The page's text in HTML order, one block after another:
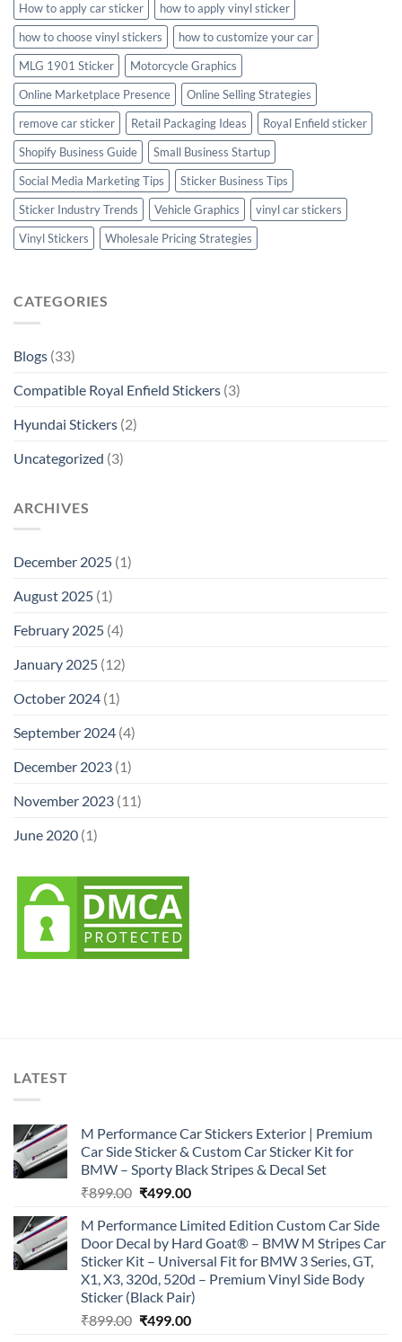
How to apply car sticker
how to apply vinyl sticker
how to choose vinyl stickers
how to customize your car
MLG 1901 Sticker
Motorcycle Graphics
Online Marketplace Presence
Online Selling Strategies
remove car sticker
Retail Packaging Ideas
Royal Enfield sticker
Shopify Business Guide
Small Business Startup
Social Media Marketing Tips
Sticker Business Tips
Sticker Industry Trends
Vehicle Graphics
vinyl car stickers
Vinyl Stickers
Wholesale Pricing Strategies
CATEGORIES
Blogs (33)
Compatible Royal Enfield Stickers (3)
Hyundai Stickers (2)
Uncategorized (3)
ARCHIVES
December 2025 (1)
August 2025 (1)
February 2025 (4)
January 2025 (12)
October 2024 (1)
September 2024 (4)
December 2023 (1)
November 2023 (11)
June 2020 (1)
LATEST
M Performance Car Stickers Exterior | Premium
Car Side Sticker & Custom Car Sticker Kit for
BMW – Sporty Black Stripes & Decal Set
₹899.00 Original
was:
₹899.00.
₹499.00Current
is:
₹499.00.
M Performance Limited Edition Custom Car Side
Door Decal by Hard Goat® – BMW M Stripes Car
Sticker Kit – Universal Fit for BMW 3 Series, GT,
X1, X3, 320d, 520d – Premium Vinyl Side Body
Sticker (Black Pair)
₹899.00 Original
₹499.00Current